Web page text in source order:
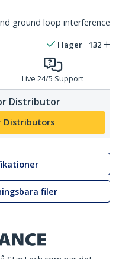
ground loop interference
I lager 132
Live 24/5 Support
Distributor
Distributors
filer